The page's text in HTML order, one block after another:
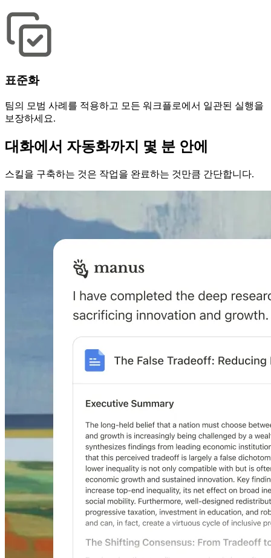
표준화
팀의 모범 사례를 적용하고 모든 워크플로에서 일관된 실행을
보장하세요.
대화에서 자동화까지 몇 분 안에
스킬을 구축하는 것은 작업을 완료하는 것만큼 간단합니다.